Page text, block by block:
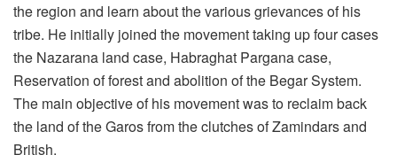
the region and learn about the various grievances of his
tribe. He initially joined the movement taking up four cases
the Nazarana land case, Habraghat Pargana case,
Reservation of forest and abolition of the Begar System.
The main objective of his movement was to reclaim back
the land of the Garos from the clutches of Zamindars and
British.